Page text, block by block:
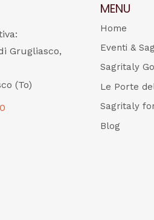
Grugliasco,
(To)
MENU
Home
Eventi &
Sagritaly
Le Porte
Sagritaly
Blog